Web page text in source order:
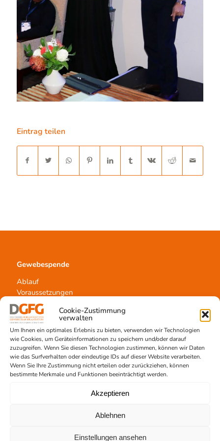
Cookie-Zustimmung
verwalten
Um Ihnen ein optimales Erlebnis zu bieten, verwenden wir Technologien
wie Cookies, um Geräteinformationen zu speichern und/oder darauf
zuzugreifen. Wenn Sie diesen Technologien zustimmen, können wir Daten
wie das Surfverhalten oder eindeutige IDs auf dieser Website verarbeiten.
Wenn Sie Ihre Zustimmung nicht erteilen oder zurückziehen, können
bestimmte Merkmale und Funktionen beeinträchtigt werden.
Akzeptieren
Ablehnen
Einstellungen ansehen
Eintrag teilen
Gewebespende
Ablauf
Voraussetzungen
Informationsmaterial
Kontakt
Team Hannover
Spendestandorte